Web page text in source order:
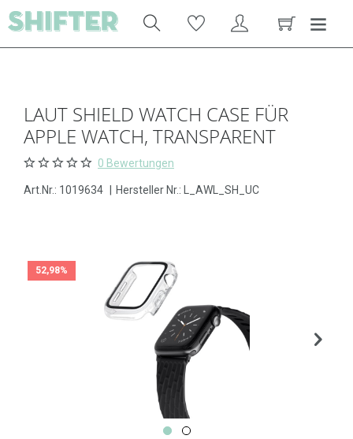
LAUT SHIELD WATCH CASE FÜR
APPLE WATCH, TRANSPARENT
0 Bewertungen
Art.Nr.: 1019634 Hersteller Nr.: L_AWL_SH_UC
52,98%